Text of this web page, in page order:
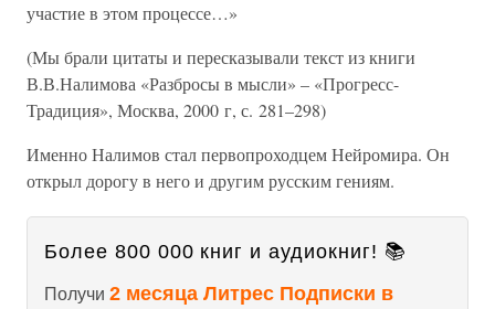
участие в этом процессе…»
(Мы брали цитаты и пересказывали текст из книги
В.В.Налимова «Разбросы в мысли» – «Прогресс-
Традиция», Москва, 2000 г, с. 281–298)
Именно Налимов стал первопроходцем Нейромира. Он
открыл дорогу в него и другим русским гениям.
Более 800 000 книг и аудиокниг! 📚
Получи 2 месяца Литрес Подписки в